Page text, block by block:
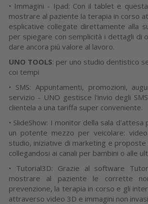
• Immagini - Ipad: Con il tablet e
mostrare al paziente la terapia in corso
esplicative collegate direttamente alla
per spiegare con semplicità i dettagli di
dare ancora più valore al lavoro.
UNO TOOLS: per uno studio dentistico
coi tempi
• SMS: Appuntamenti, promozioni,
servizio - UNO gestisce l'invio degli
clientela a una tariffa super conveniente.
• SlideShow: I monitor della sala
un potente mezzo per veicolare:
studio, iniziative di marketing e
collegandosi ai canali per bambini o alle
• Tutorial3D: Grazie al software
mostrare al paziente le corrette
prevenzione, la terapia in corso e gli
attraverso video 3D e immagini non